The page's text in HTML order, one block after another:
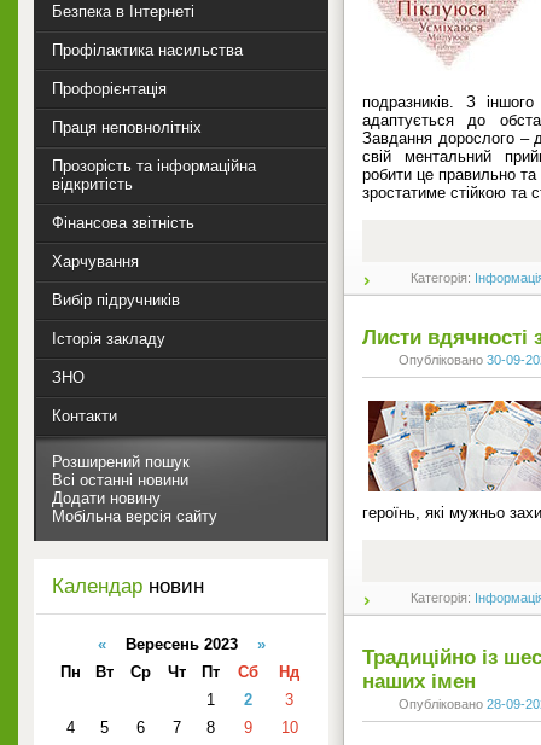
подразників. З
адаптується до
Завдання дорослого –
свій ментальний
робити це правильно
зростатиме стійкою та
Категорія:
Листи вдячності
Опубліковано 30-09-
героїнь, які мужньо
Категорія:
Традиційно із
наших імен
Опубліковано 28-09-
Безпека в Інтернеті
Профілактика насильства
Профорієнтація
Праця неповнолітніх
Прозорість та інформаційна
відкритість
Фінансова звітність
Харчування
Вибір підручників
Історія закладу
ЗНО
Контакти
Розширений пошук
Всі останні новини
Додати новину
Мобільна версія сайту
Календар новин
«Вересень 2023 »
Пн
Вт Ср Чт Пт Сб
Нд
1
2
3
4
5 6 7 8 9
10